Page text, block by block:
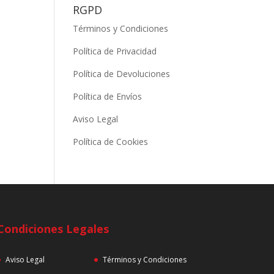
RGPD
Términos y Condiciones
Política de Privacidad
Política de Devoluciones
Política de Envíos
Aviso Legal
Política de Cookies
Legales
Aviso Legal
Términos y Condiciones